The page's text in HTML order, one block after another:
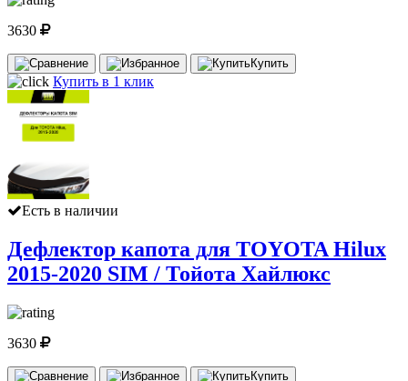
3630
Купить
Купить в 1 клик
Есть в наличии
Дефлектор капота для TOYOTA Hilux
2015-2020 SIM / Тойота Хайлюкс
3630
Купить